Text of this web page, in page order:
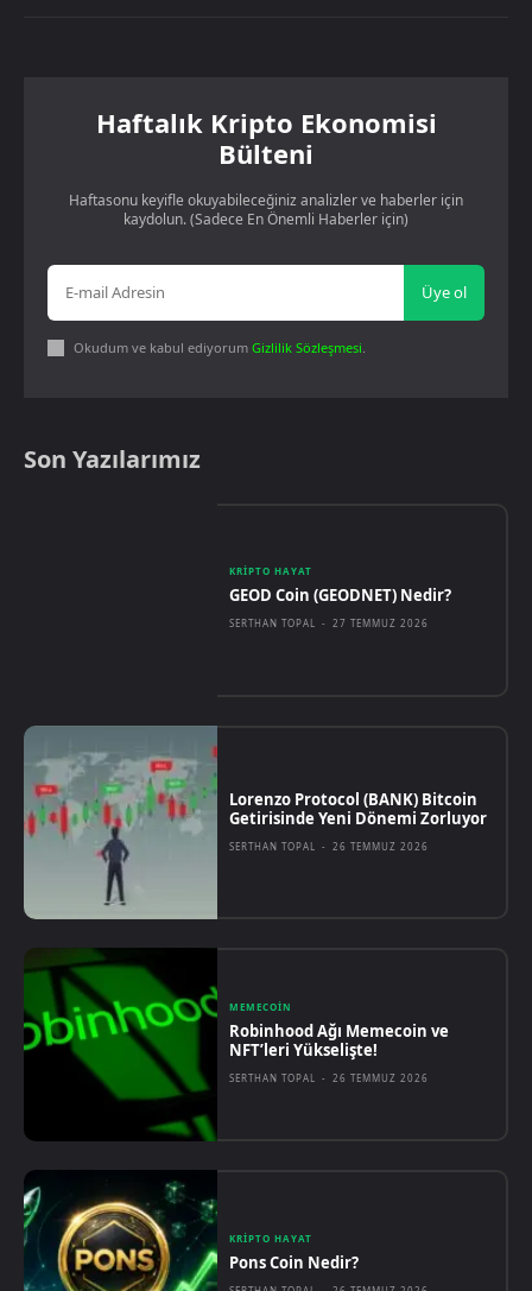
Haftalık Kripto Ekonomisi
Bülteni
Haftasonu keyifle okuyabileceğiniz analizler ve haberler için
kaydolun. (Sadece En Önemli Haberler için)
Üye ol
Okudum ve kabul ediyorum Gizlilik Sözleşmesi
Son Yazılarımız
KRIPTO HAYAT
GEOD Coin (GEODNET) Nedir?
SERTHAN TOPAL - 27 TEMMUZ 2026
Lorenzo Protocol (BANK) Bitcoin
Getirisinde Yeni Dönemi Zorluyor
SERTHAN TOPAL - 26 TEMMUZ 2026
MEMECOIN
Robinhood Ağı Memecoin ve
NFT’leri Yükselişte!
SERTHAN TOPAL - 26 TEMMUZ 2026
KRIPTO HAYAT
Pons Coin Nedir?